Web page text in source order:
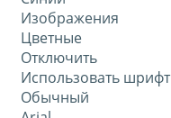
Изображения
Цветные
Отключить
Использовать шрифт
Обычный